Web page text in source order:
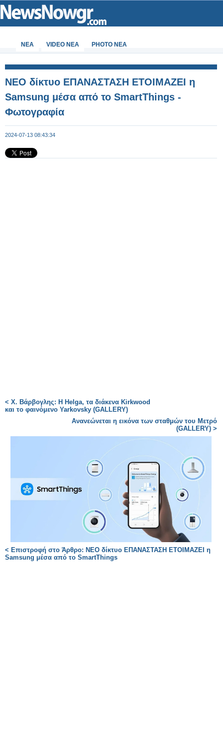
ΝΕΑ VIDEO NEA PHOTO NEA
ΝΕΟ δίκτυο ΕΠΑΝΑΣΤΑΣΗ ΕΤΟΙΜΑΖΕΙ η
Samsung μέσα από το SmartThings -
Φωτογραφία
2024-07-13 08:43:34
< Χ. Βάρβογλης: Η Helga, τα διάκενα Kirkwood
και το φαινόμενο Yarkovsky (GALLERY)
Ανανεώνεται η εικόνα των σταθμών του Μετρό
(GALLERY) >
< Επιστροφή στο Άρθρο: ΝΕΟ δίκτυο ΕΠΑΝΑΣΤΑΣΗ ΕΤΟΙΜΑΖΕΙ η
Samsung μέσα από το SmartThings